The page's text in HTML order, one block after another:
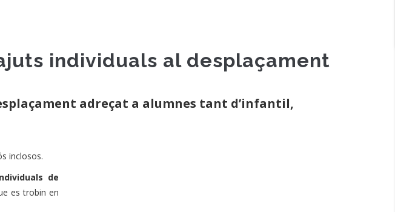
individuals al desplaçament
adreçat a alumnes tant d’infantil,
inclosos.
de
es trobin en